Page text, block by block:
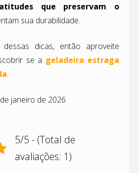
que preservam o
sua durabilidade.
dicas, então aproveite
se a geladeira estraga
.
janeiro de 2026
5/5 - (Total de
avaliações: 1)